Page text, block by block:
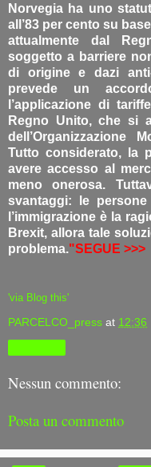
Norvegia ha uno
all’83 per cento su
attualmente dal
soggetto a barriere
di origine e dazi
prevede un
l’applicazione di
Regno Unito, che si
dell’Organizzazione
Tutto considerato, la
avere accesso al
meno onerosa.
svantaggi: le
l’immigrazione è la
Brexit, allora tale
problema."SEGUE >>>
'via Blog this'
PARCELCO_press at 12:36
Nessun commento:
Posta un commento